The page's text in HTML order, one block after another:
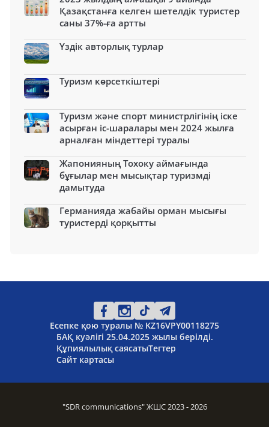
Қазақстанға келген шетелдік туристер
саны 37%-ға артты
Үздік авторлық турлар
Туризм көрсеткіштері
Туризм және спорт министрлігінің іске
асырған іс-шаралары мен 2024 жылға
арналған міндеттері туралы
Жапонияның Тохоку аймағында
бұғылар мен мысықтар туризмді
дамытуда
Германияда жабайы орман мысығы
туристерді қорқытты
Есепке қою туралы № KZ16VPY00118275
БАҚ куәлігі 25.04.2025 жылы берілді.
Құпиялылық саясатыТегтер
Сайт картасы
"SDR communications" ЖШС 2023 - 2026